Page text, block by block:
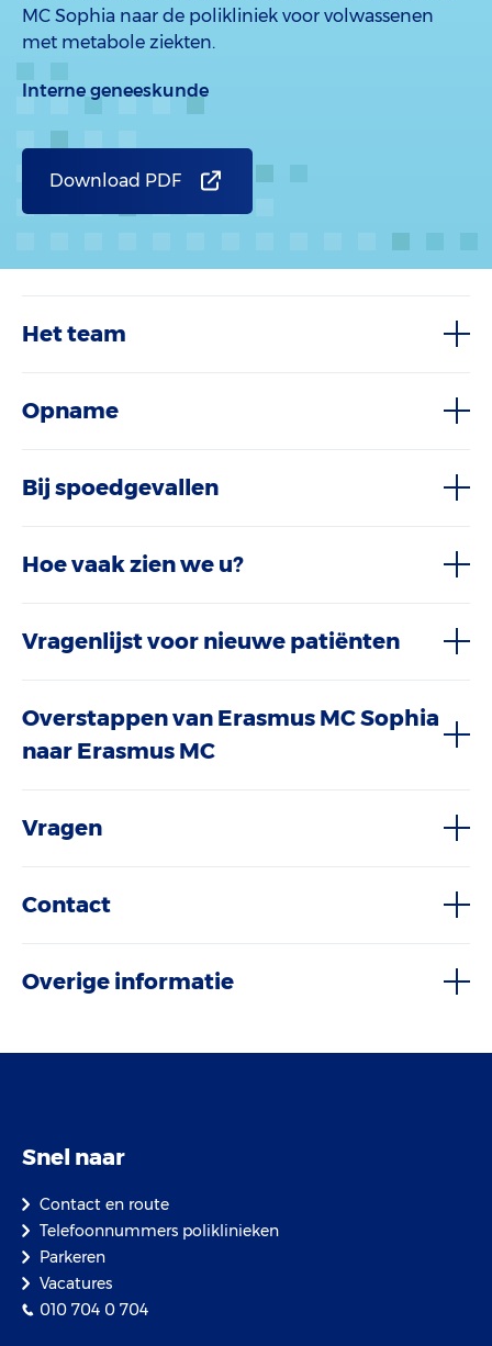
MC Sophia naar de polikliniek voor volwassenen
met metabole ziekten.
Interne geneeskunde
Download PDF
Het team
Opname
Bij spoedgevallen
Hoe vaak zien we u?
Vragenlijst voor nieuwe patiënten
Overstappen van Erasmus MC Sophia
naar Erasmus MC
Vragen
Contact
Overige informatie
Snel naar
Contact en route
Telefoonnummers poliklinieken
Parkeren
Vacatures
010 704 0 704